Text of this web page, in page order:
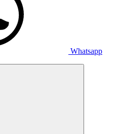
Whatsapp